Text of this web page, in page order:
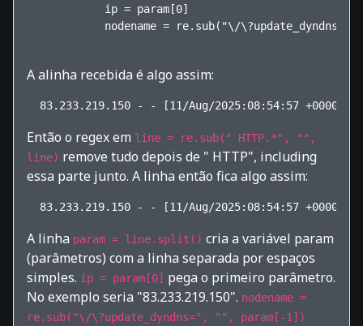
            ip = param[0]
nodename = re.sub("\/
A alinha recebida é algo assim:
Então o regex em line = re.sub(" HTTP.*", "",
line) remove tudo depois de " HTTP", including
essa parte junto. A linha então fica algo assim:
A linha param = line.split() cria a variável param
(parâmetros) com a linha separada por espaços
simples. ip = param[0] pega o primeiro parâmetro.
No exemplo seria "83.233.219.150". nodename =
re.sub("\/\?update_dyndns=", "", param[-1])